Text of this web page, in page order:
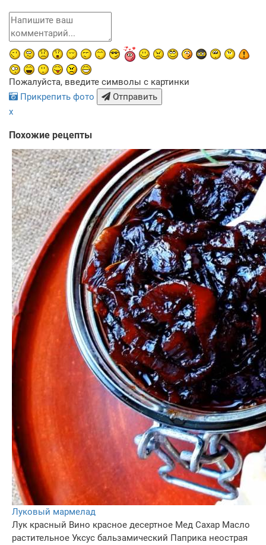
Пожалуйста, введите символы с картинки
Прикрепить фото
Отправить
x
Похожие рецепты
Луковый мармелад
Лук красный Вино красное десертное Мед Сахар Масло
растительное Уксус бальзамический Паприка неострая